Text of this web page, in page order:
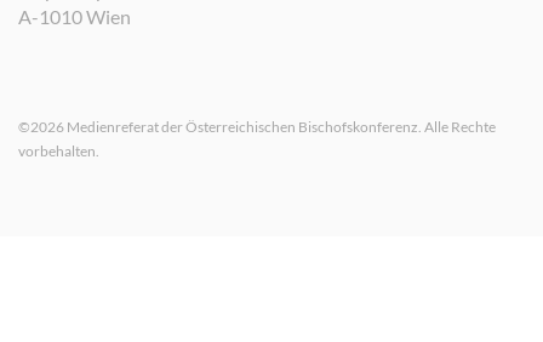
A-1010 Wien
©2026 Medienreferat der Österreichischen Bischofskonferenz. Alle Rechte
vorbehalten.